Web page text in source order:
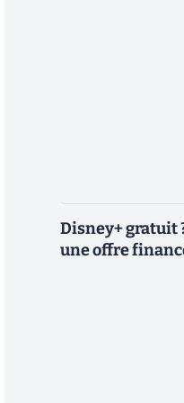
Disney+ gratuit
une offre